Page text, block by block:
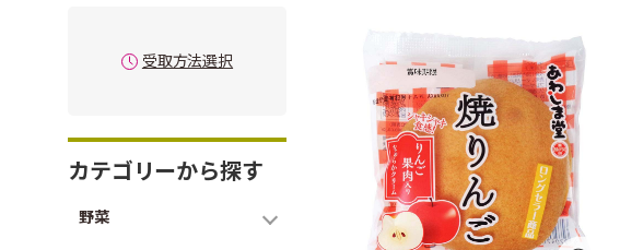
受取方法選択
カテゴリーから探す
野菜